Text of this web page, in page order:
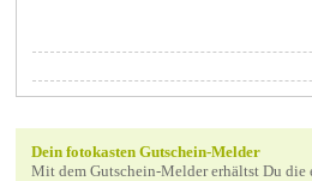
Dein fotokasten Gutschein-Melder
Mit dem Gutschein-Melder erhältst Du die